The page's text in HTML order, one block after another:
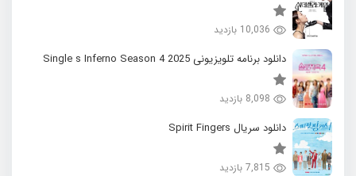
10,036 بازدید
دانلود برنامه تلویزیونی 2025 Single s Inferno Season 4
8,098 بازدید
دانلود سریال Spirit Fingers
7,815 بازدید